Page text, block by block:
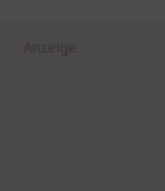
Anzeige